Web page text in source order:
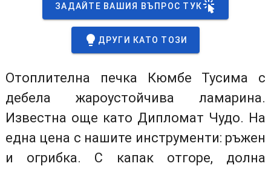
ЗАДАЙТЕ ВАШИЯ ВЪПРОС ТУК
ДРУГИ КАТО ТОЗИ
Отоплителна печка Кюмбе Тусима с
дебела жароустойчива ламарина.
Известна още като Дипломат Чудо. На
една цена с нашите инструменти: ръжен
и огрибка. С капак отгоре, долна